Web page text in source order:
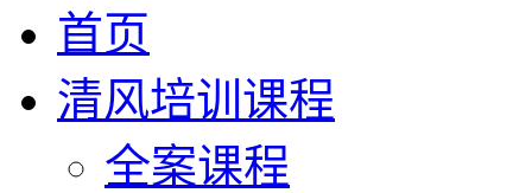
首页
清风培训课程
全案课程